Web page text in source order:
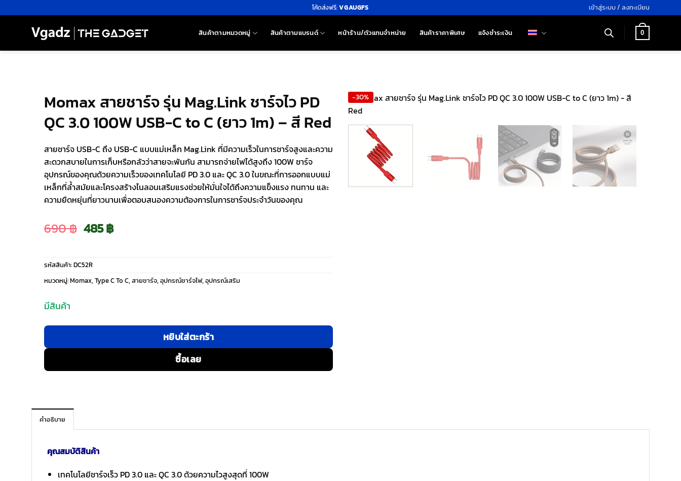
ไป
โค้ดส่งฟรี:VGAUGFS เข้าสู่ระบบ / ลงทะเบียน
สินค้าตามหมวดหมู่ สินค้าตามแบรนด์ หน้าร้าน/ตัวแทนจำหน่าย สินค้าราคาพิเศษ แจ้งชำระเงิน 0
Momax สายชาร์จ รุ่น Mag.Link ชาร์จไว PD
QC 3.0 100W USB-C to C (ยาว 1m) – สี Red
สายชาร์จ USB-C ถึง USB-C แบบแม่เหล็ก Mag.Link ที่มีความเร็วในการชาร์จสูงและความ
สะดวกสบายในการเก็บหรือกลัวว่าสายจะพันกัน สามารถจ่ายไฟได้สูงถึง 100W ชาร์จ
อุปกรณ์ของคุณด้วยความเร็วของเทคโนโลยี PD 3.0 และ QC 3.0 ในขณะที่การออกแบบแม่
เหล็กที่ล้ำสมัยและโครงสร้างไนลอนเสริมแรงช่วยให้มั่นใจได้ถึงความแข็งแรง ทนทาน และ
ความยืดหยุ่นที่ยาวนานเพื่อตอบสนองความต้องการในการชาร์จประจำวันของคุณ
690฿ Original
price
was:
485฿Current
price
is:
รหัสสินค้า:DC52R
หมวดหมู่:Momax, Type C To C, สายชาร์จ, อุปกรณ์ชาร์จไฟ, อุปกรณ์เสริม
มีสินค้า
หยิบใส่ตะกร้า
ซื้อเลย
-30%
คำอธิบาย
คุณสมบัติสินค้า
เทคโนโลยีชาร์จเร็ว PD 3.0 และ QC 3.0 ด้วยความไวสูงสุดที่ 100W